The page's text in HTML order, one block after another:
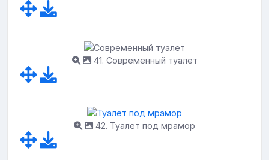
41. Современный туалет
42. Туалет под мрамор